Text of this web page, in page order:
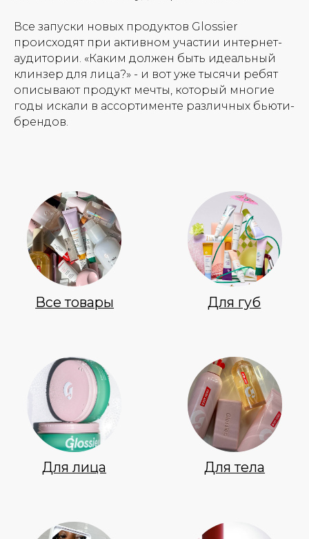
Все запуски новых продуктов Glossier
происходят при активном участии интернет-
аудитории. «Каким должен быть идеальный
клинзер для лица?» - и вот уже тысячи ребят
описывают продукт мечты, который многие
годы искали в ассортименте различных бьюти-
брендов.
Для лица Для тела
Макияж Ароматы
Доставка и оплата
Новинки